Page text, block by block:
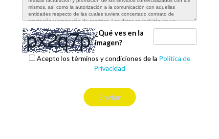
¿Qué ves en la
imagen?
Acepto los términos y condiciones de la Política de
Privacidad
Enviar